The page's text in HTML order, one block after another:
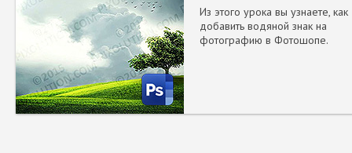
Из этого урока вы узнаете, как
добавить водяной знак на
фотографию в Фотошопе.